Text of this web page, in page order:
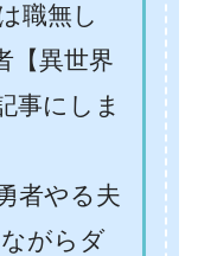
職無し
【異世界
事にしま
者やる夫
がらダ